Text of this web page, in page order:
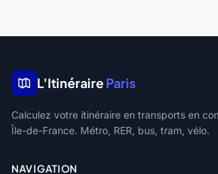
L'ItinéraireParis
Calculez votre itinéraire en transports en
Île-de-France. Métro, RER, bus, tram, vélo.
NAVIGATION